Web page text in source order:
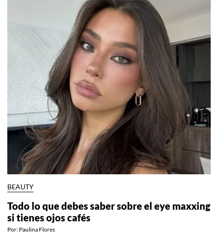
BEAUTY
Todo lo que debes saber sobre el eye maxxing
si tienes ojos cafés
Por: Paulina Flores